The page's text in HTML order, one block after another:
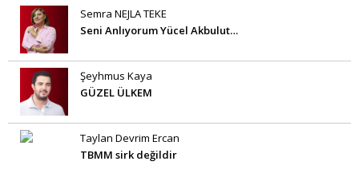
Semra NEJLA TEKE
Seni Anlıyorum Yücel Akbulut…
Şeyhmus Kaya
GÜZEL ÜLKEM
Taylan Devrim Ercan
TBMM sirk değildir